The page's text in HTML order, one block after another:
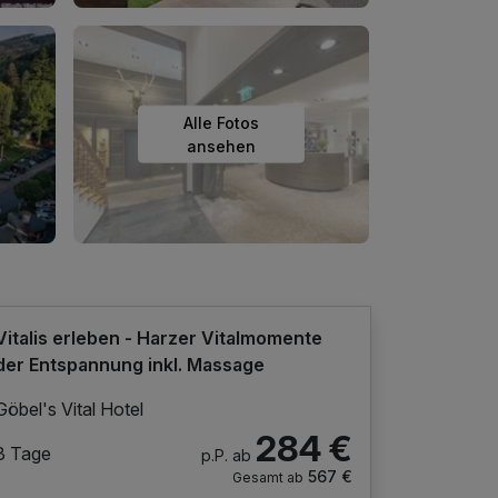
Alle Fotos
ansehen
erleben - Harzer Vitalmomente
Entspannung inkl. Massage
Vital Hotel
Tage
p.P. ab 284 €
Gesamt ab 567 €